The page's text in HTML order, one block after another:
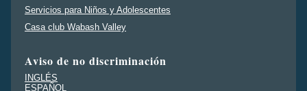
Servicios para Niños y Adolescentes
Casa club Wabash Valley
Aviso de no discriminación
INGLÉS
ESPAÑOL